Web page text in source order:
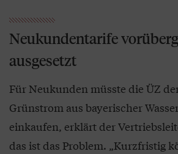
Neukundentarife
ausgesetzt
Für Neukunden müsste die ÜZ
Grünstrom aus bayerischer
einkaufen, erklärt der
das ist das Problem. „Kurzfristig